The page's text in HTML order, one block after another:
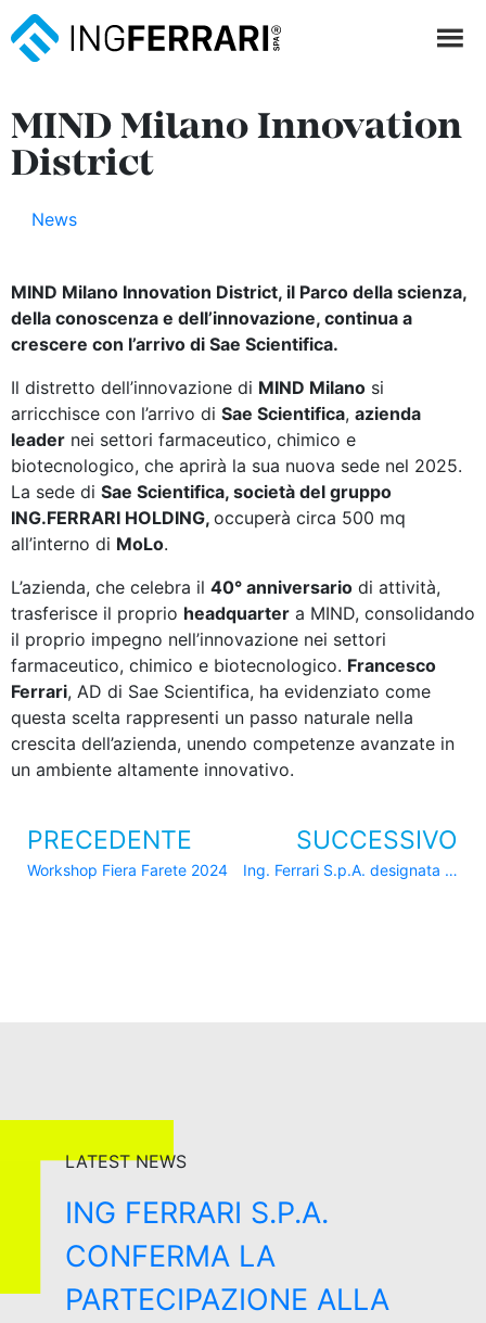
MIND Milano Innovation
District
News
MIND Milano Innovation District, il Parco della scienza,
della conoscenza e dell’innovazione, continua a
crescere con l’arrivo di Sae Scientifica.
Il distretto dell’innovazione di MIND Milano si
arricchisce con l’arrivo di Sae Scientifica, azienda
leader nei settori farmaceutico, chimico e
biotecnologico, che aprirà la sua nuova sede nel 2025.
La sede di Sae Scientifica, società del gruppo
ING.FERRARI HOLDING, occuperà circa 500 mq
all’interno di MoLo.
L’azienda, che celebra il 40° anniversario di attività,
trasferisce il proprio headquarter a MIND, consolidando
il proprio impegno nell’innovazione nei settori
farmaceutico, chimico e biotecnologico. Francesco
Ferrari, AD di Sae Scientifica, ha evidenziato come
questa scelta rappresenti un passo naturale nella
crescita dell’azienda, unendo competenze avanzate in
un ambiente altamente innovativo.
PRECEDENTE
Workshop Fiera Farete 2024
SUCCESSIVO
Ing. Ferrari S.p.A. designata General Contractor per la realizzazione del nuovo Pisa Training Centre
LATEST NEWS
ING FERRARI S.P.A.
CONFERMA LA
PARTECIPAZIONE ALLA